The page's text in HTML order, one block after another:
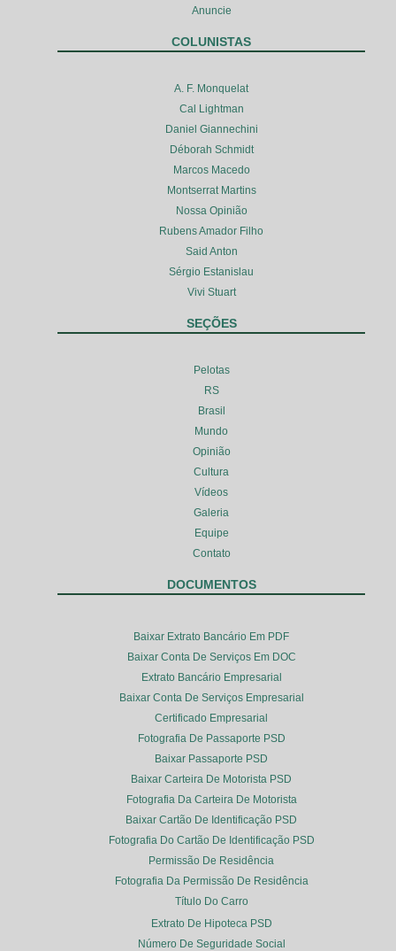
Anuncie
COLUNISTAS
A. F. Monquelat
Cal Lightman
Daniel Giannechini
Déborah Schmidt
Marcos Macedo
Montserrat Martins
Nossa Opinião
Rubens Amador Filho
Said Anton
Sérgio Estanislau
Vivi Stuart
SEÇÕES
Pelotas
RS
Brasil
Mundo
Opinião
Cultura
Vídeos
Galeria
Equipe
Contato
DOCUMENTOS
Baixar Extrato Bancário Em PDF
Baixar Conta De Serviços Em DOC
Extrato Bancário Empresarial
Baixar Conta De Serviços Empresarial
Certificado Empresarial
Fotografia De Passaporte PSD
Baixar Passaporte PSD
Baixar Carteira De Motorista PSD
Fotografia Da Carteira De Motorista
Baixar Cartão De Identificação PSD
Fotografia Do Cartão De Identificação PSD
Permissão De Residência
Fotografia Da Permissão De Residência
Título Do Carro
Extrato De Hipoteca PSD
Número De Seguridade Social